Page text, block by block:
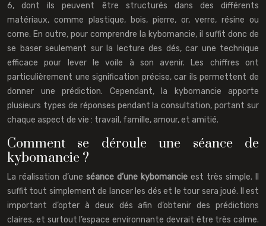
6, dont ils peuvent être structurés dans des différents
matériaux, comme plastique, bois, pierre, or, verre, résine ou
corne. En outre, pour comprendre la kybomancie, il suffit donc de
se baser seulement sur la lecture des dés, car une technique
efficace pour lever le voile à son avenir. Les chiffres ont
particulièrement une signification précise, car ils permettent de
donner une prédiction. Cependant, la kybomancie apporte
plusieurs types de réponses pendant la consultation, portant sur
chaque aspect de vie : travail, famille, amour, et amitié.
Comment se déroule une séance de
kybomancie ?
La réalisation d’une séance d’une kybomancie est très simple. Il
suffit tout simplement de lancer les dés et le tour sera joué. Il est
important d’opter à deux dés afin d’obtenir des prédictions
claires, et surtout l’espace environnante devrait être très calme.